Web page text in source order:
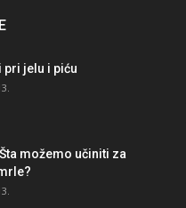
pri jelu i piću
možemo učiniti za